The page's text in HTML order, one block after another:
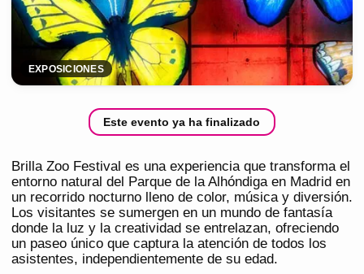
EXPOSICIONES
Este evento ya ha finalizado
Brilla Zoo Festival es una experiencia que transforma el
entorno natural del Parque de la Alhóndiga en Madrid en
un recorrido nocturno lleno de color, música y diversión.
Los visitantes se sumergen en un mundo de fantasía
donde la luz y la creatividad se entrelazan, ofreciendo
un paseo único que captura la atención de todos los
asistentes, independientemente de su edad.